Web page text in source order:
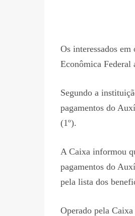
Os interessados
Econômica Federal
Segundo a
pagamentos do
(1º).
A Caixa informou
pagamentos do
pela lista dos
Operado pela